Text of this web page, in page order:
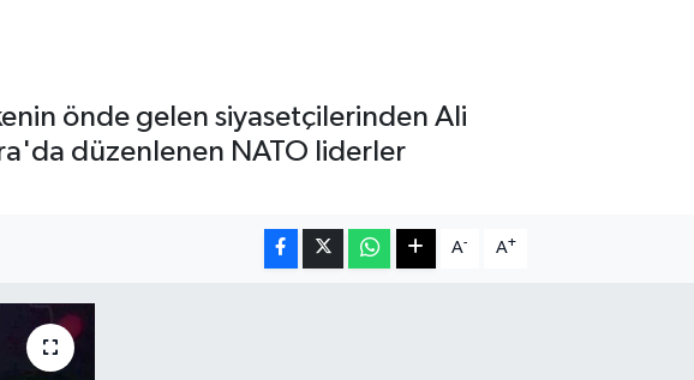
önde gelen siyasetçilerinden Ali
düzenlenen NATO liderler
A- A+